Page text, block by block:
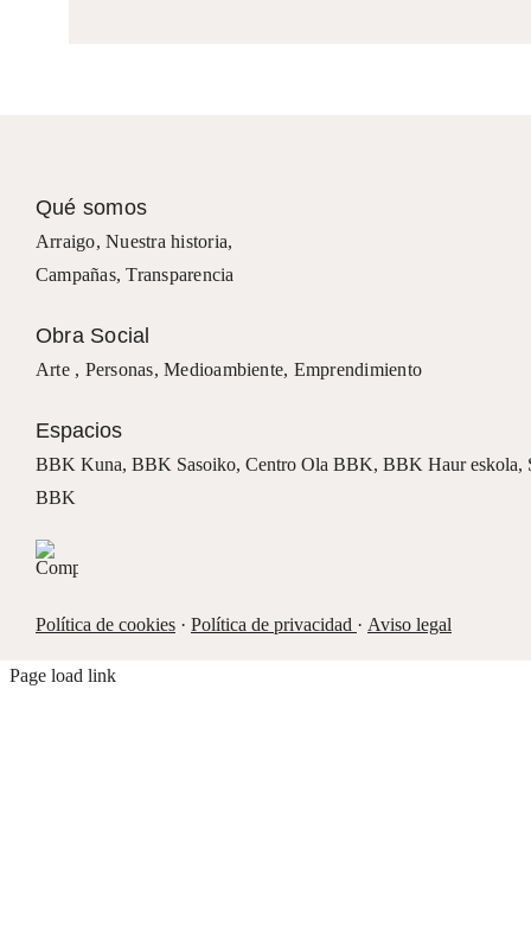
Qué somos
Arraigo,Nuestra historia,
Campañas, Transparencia
Obra Social
Arte , Personas,Medioambiente, Emprendimiento
Espacios
BBK Kuna, BBK Sasoiko, Centro Ola BBK, BBK Haur eskola,
BBK
Política de cookies· Política de privacidad · Aviso legal
Page load link